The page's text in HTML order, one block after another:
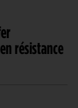
résistance